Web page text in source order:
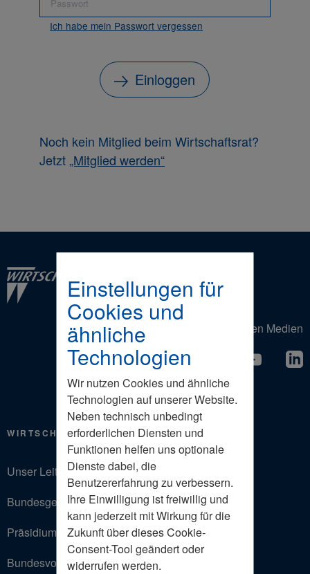
Einstellungen für
Cookies und
ähnliche
Technologien
Wir nutzen Cookies und ähnliche
Technologien auf unserer Website.
Neben technisch unbedingt
erforderlichen Diensten und
Funktionen helfen uns optionale
Dienste dabei, die
Benutzererfahrung zu verbessern.
Ihre Einwilligung ist freiwillig und
kann jederzeit mit Wirkung für die
Zukunft über dieses Cookie-
Consent-Tool geändert oder
widerrufen werden.
Ich habe mein Passwort vergessen
Einloggen
Noch kein Mitglied beim Wirtschaftsrat?
Jetzt „Mitglied werden“
Der Wirtschaftsrat in den Sozialen Medien
WIRTSCHAFTSRAT
Unser Leitbild
Bundesgeschäftsstelle
Präsidium
Bundesvorstand